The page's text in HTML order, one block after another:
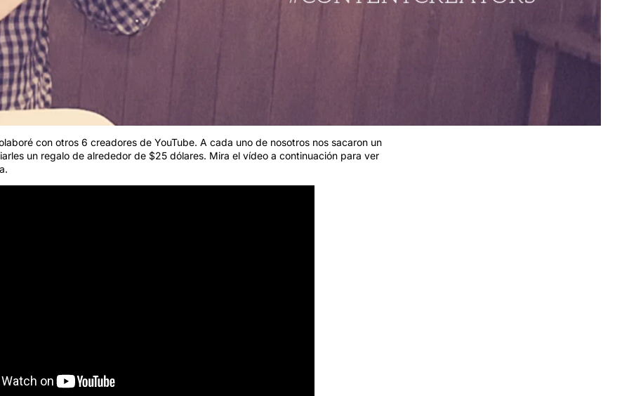
con otros 6 creadores de YouTube. A cada uno de nosotros nos sacaron un
un regalo de alrededor de $25 dólares. Mira el vídeo a continuación para ver